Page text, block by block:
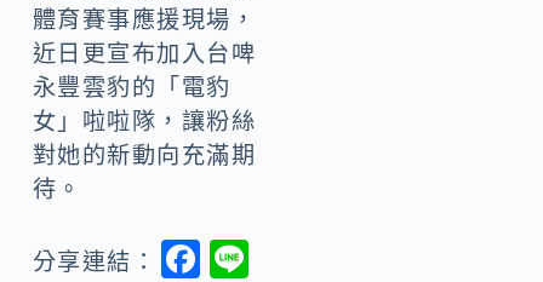
體育賽事應援現場，
近日更宣布加入台啤
永豐雲豹的「電豹
女」啦啦隊，讓粉絲
對她的新動向充滿期
待。
分享連結：
F